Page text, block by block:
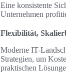
Eine konsistente
Unternehmen
Flexibilität,
Moderne IT-
Strategien, um
praktischen